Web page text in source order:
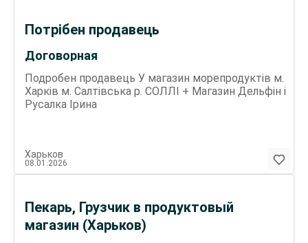
Договорная
Потрібен продавець
Подробен продавець У магазин морепродуктів м.
Харків м. Салтівська р. СОЛЛІ + Магазин Дельфін і
Русалка Ірина
Харьков
08.01.2026
Пекарь, Грузчик в продуктовый
магазин (Харьков)